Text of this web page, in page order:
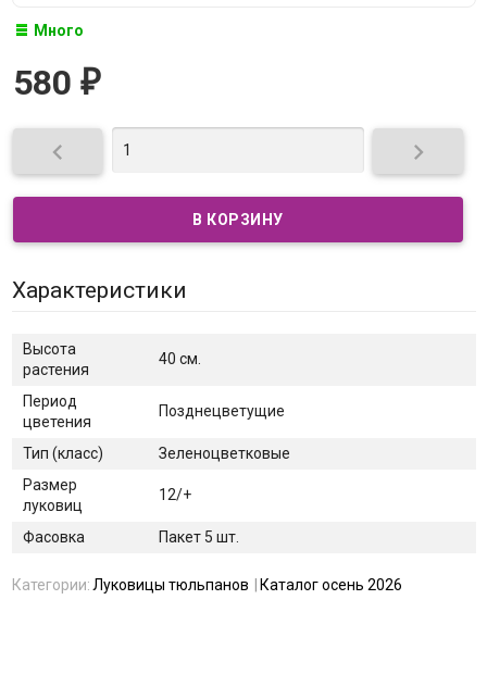
Много
580 ₽
 
Характеристики
Высота
растения
40 см.
Период
цветения
Позднецветущие
Тип (класс)
Зеленоцветковые
Размер
луковиц
12/+
Фасовка Пакет 5 шт.
Категории:Луковицы тюльпанов Каталог осень 2026